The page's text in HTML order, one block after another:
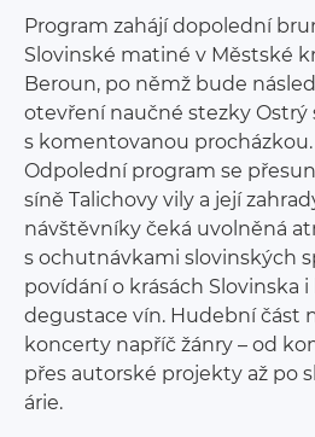
Program zahájí dopolední
Slovinské matiné v Městské
Beroun, po němž bude
otevření naučné stezky Ostrý
s komentovanou procházkou.
Odpolední program se
síně Talichovy vily a její
návštěvníky čeká uvolněná
s ochutnávkami slovinských
povídání o krásách Slovinska
degustace vín. Hudební část
koncerty napříč žánry – od
přes autorské projekty až po
árie.